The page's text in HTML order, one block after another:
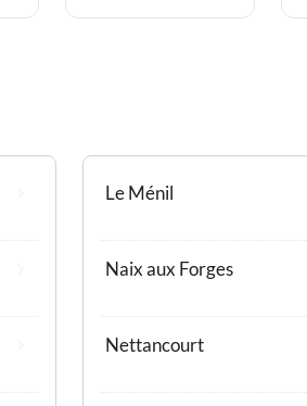
Le Ménil
Naix aux Forges
Nettancourt